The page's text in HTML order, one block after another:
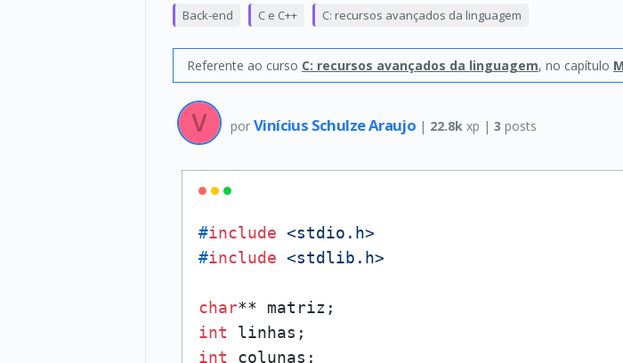
Back-end C e C++ C: recursos avançados da linguagem
Referente ao curso C: recursos avançados da linguagem, no capítulo
por Vinícius Schulze Araujo | 22.8k xp | 3 posts
#include <stdio.h>
#include <stdlib.h>
char
int
int colunas;